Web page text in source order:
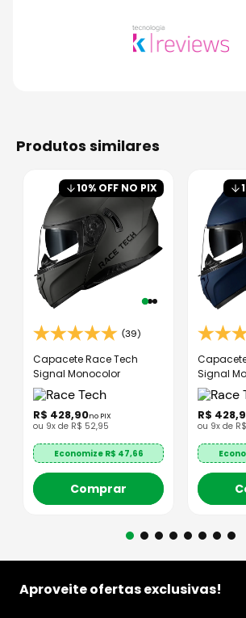
produtos similares
10% OFF NO PIX
(39)
Capacete Race Tech
Signal Monocolor
R$ 428,90no PIX
ou 9x de R$ 52,95
Economize R$ 47,66
Comprar
Signal
R$ 428,
ou 9x de R$
Aproveite ofertas exclusivas!